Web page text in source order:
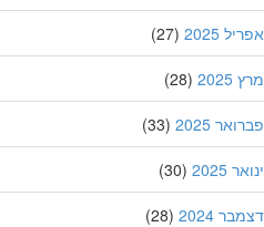
2025
(27)
(28)
2025
(33)
2025
(30)
2024
(28)